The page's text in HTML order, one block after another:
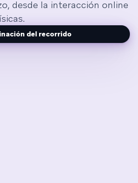
desde la interacción online
del recorrido